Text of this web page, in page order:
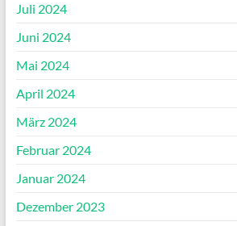
Juli 2024
Juni 2024
Mai 2024
April 2024
März 2024
Februar 2024
Januar 2024
Dezember 2023